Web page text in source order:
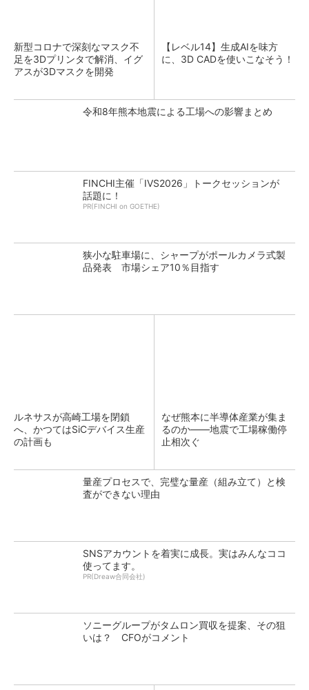
新型コロナで深刻なマスク不
足を3Dプリンタで解消、イグ
アスが3Dマスクを開発
【レベル14】生成AIを味方
に、3D CADを使いこなそう！
令和8年熊本地震による工場への影響まとめ
FINCHI主催「IVS2026」トークセッションが
話題に！
PR(FINCHI on GOETHE)
狭小な駐車場に、シャープがポールカメラ式製
品発表 市場シェア10％目指す
ルネサスが高崎工場を閉鎖
へ、かつてはSiCデバイス生産
の計画も
なぜ熊本に半導体産業が集ま
るのか――地震で工場稼働停
止相次ぐ
量産プロセスで、完璧な量産（組み立て）と検
査ができない理由
SNSアカウントを着実に成長。実はみんなココ
使ってます。
PR(Dreaw合同会社)
ソニーグループがタムロン買収を提案、その狙
いは？ CFOがコメント